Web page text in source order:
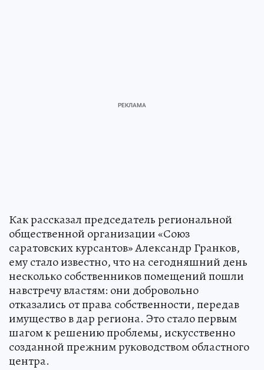
Как рассказал председатель региональной
общественной организации «Союз
саратовских курсантов» Александр Гранков,
ему стало известно, что на сегодняшний день
несколько собственников помещений пошли
навстречу властям: они добровольно
отказались от права собственности, передав
имущество в дар региона. Это стало первым
шагом к решению проблемы, искусственно
созданной прежним руководством областного
центра.